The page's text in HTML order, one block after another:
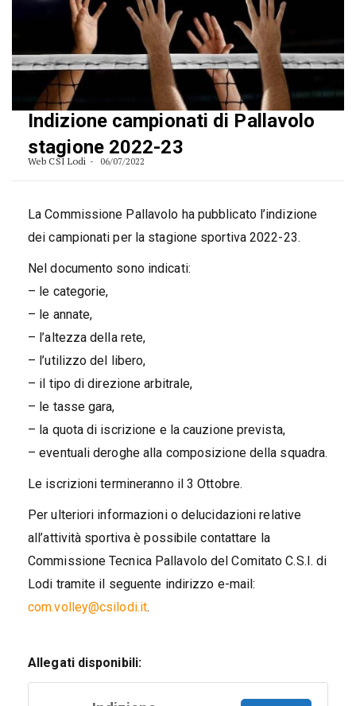
Indizione campionati di Pallavolo
stagione 2022-23
Web CSI Lodi 06/07/2022
La Commissione Pallavolo ha pubblicato l’indizione
dei campionati per la stagione sportiva 2022-23.
Nel documento sono indicati:
– le categorie,
– le annate,
– l’altezza della rete,
– l’utilizzo del libero,
– il tipo di direzione arbitrale,
– le tasse gara,
– la quota di iscrizione e la cauzione prevista,
– eventuali deroghe alla composizione della squadra.
Le iscrizioni termineranno il 3 Ottobre.
Per ulteriori informazioni o delucidazioni relative
all’attività sportiva è possibile contattare la
Commissione Tecnica Pallavolo del Comitato C.S.I. di
Lodi tramite il seguente indirizzo e-mail:
com.volley@csilodi.it.
Allegati disponibili: